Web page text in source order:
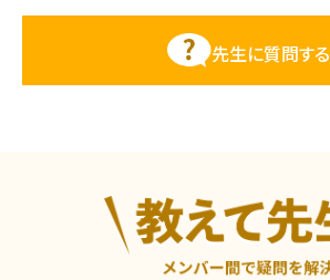
先生に質問する